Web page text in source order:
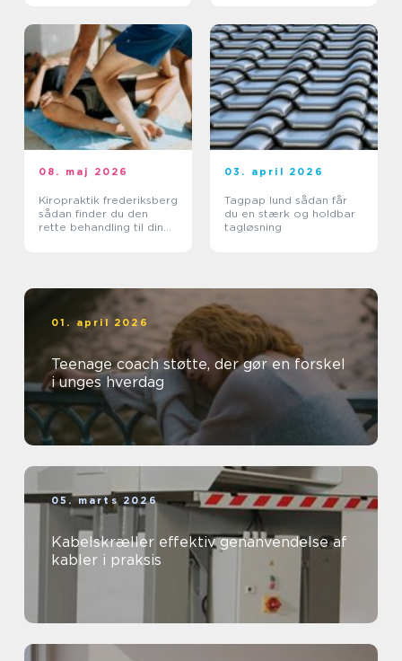
08. maj 2026
Kiropraktik frederiksberg
sådan finder du den
rette behandling til din
03. april 2026
Tagpap lund sådan får
du en stærk og holdbar
tagløsning
01. april 2026
Teenage coach støtte, der gør en forskel
i unges hverdag
05. marts 2026
Kabelskræller effektiv genanvendelse af
kabler i praksis